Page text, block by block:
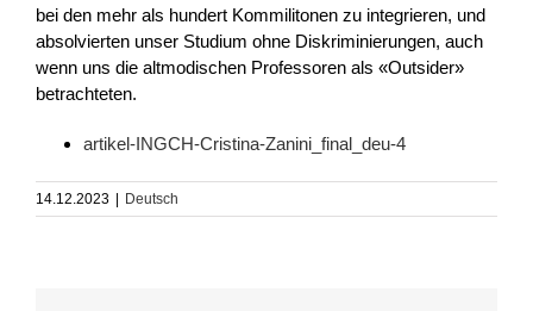
bei den mehr als hundert Kommilitonen zu integrieren, und
absolvierten unser Studium ohne Diskriminierungen, auch
wenn uns die altmodischen Professoren als «Outsider»
betrachteten.
artikel-INGCH-Cristina-Zanini_final_deu-4
14.12.2023 Deutsch